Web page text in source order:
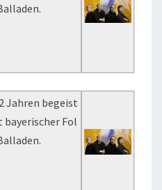
Jahren begeist
Fol